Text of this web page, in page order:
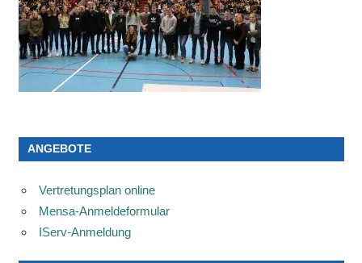
ANGEBOTE
Vertretungsplan online
Mensa-Anmeldeformular
IServ-Anmeldung